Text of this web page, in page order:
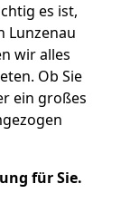
es ist,
Lunzenau
wir alles
Ob Sie
ein großes
für Sie.